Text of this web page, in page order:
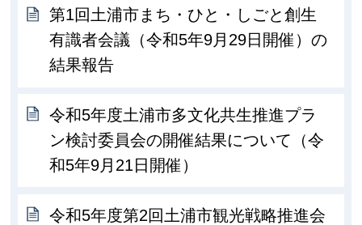
第1回土浦市まち・ひと・しごと創生
有識者会議（令和5年9月29日開催）の
結果報告
令和5年度土浦市多文化共生推進プラ
ン検討委員会の開催結果について（令
和5年9月21日開催）
令和5年度第2回土浦市観光戦略推進会